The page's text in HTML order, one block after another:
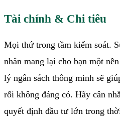
Tài chính & Chi tiêu
Mọi thứ trong tầm kiểm soát.
nhân mang lại cho bạn một
lý ngân sách thông minh sẽ
rối không đáng có. Hãy cân
quyết định đầu tư lớn trong